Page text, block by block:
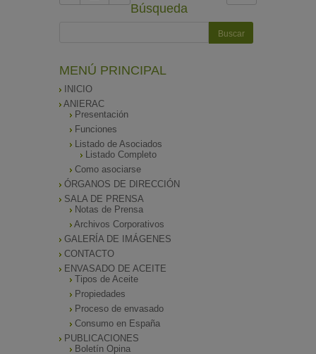
Búsqueda
MENÚ PRINCIPAL
INICIO
ANIERAC
Presentación
Funciones
Listado de Asociados
Listado Completo
Como asociarse
ÓRGANOS DE DIRECCIÓN
SALA DE PRENSA
Notas de Prensa
Archivos Corporativos
GALERÍA DE IMÁGENES
CONTACTO
ENVASADO DE ACEITE
Tipos de Aceite
Propiedades
Proceso de envasado
Consumo en España
PUBLICACIONES
Boletín Opina